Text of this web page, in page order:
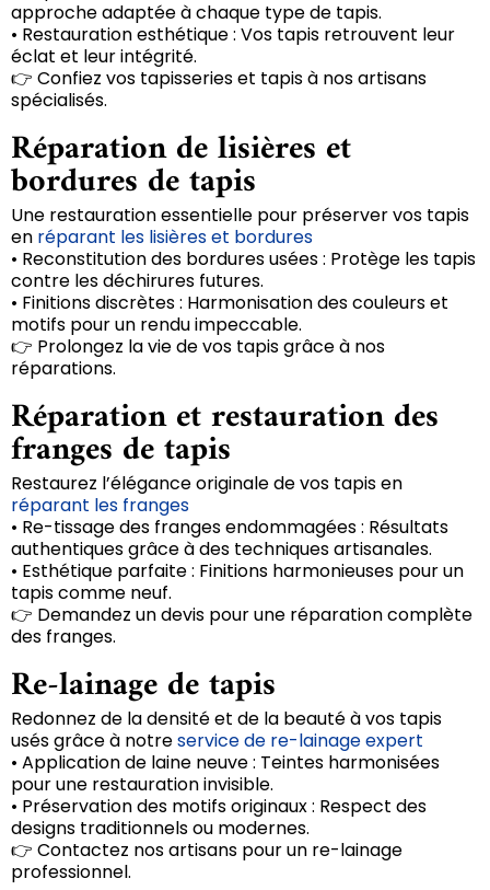
approche adaptée à chaque type de tapis.
• Restauration esthétique : Vos tapis retrouvent leur
éclat et leur intégrité.
👉 Confiez vos tapisseries et tapis à nos artisans
spécialisés.
Réparation de lisières et
bordures de tapis
Une restauration essentielle pour préserver vos tapis
en réparant les lisières et bordures
• Reconstitution des bordures usées : Protège les tapis
contre les déchirures futures.
• Finitions discrètes : Harmonisation des couleurs et
motifs pour un rendu impeccable.
👉 Prolongez la vie de vos tapis grâce à nos
réparations.
Réparation et restauration des
franges de tapis
Restaurez l’élégance originale de vos tapis en
réparant les franges
• Re-tissage des franges endommagées : Résultats
authentiques grâce à des techniques artisanales.
• Esthétique parfaite : Finitions harmonieuses pour un
tapis comme neuf.
👉 Demandez un devis pour une réparation complète
des franges.
Re-lainage de tapis
Redonnez de la densité et de la beauté à vos tapis
usés grâce à notreservice de re-lainage expert
• Application de laine neuve : Teintes harmonisées
pour une restauration invisible.
• Préservation des motifs originaux : Respect des
designs traditionnels ou modernes.
👉 Contactez nos artisans pour un re-lainage
professionnel.